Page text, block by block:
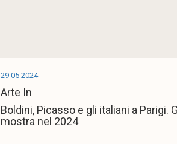
29-05-2024
Arte In
Boldini, Picasso e gli italiani a Parigi.
mostra nel 2024